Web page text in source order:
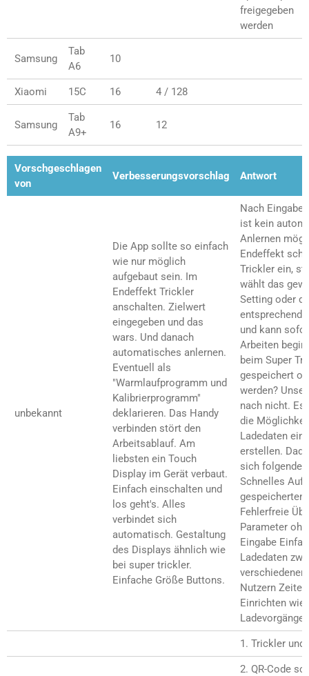
freigegeben
werden
Samsung
Tab
A6
10
Xiaomi 15C 16 4 / 128
Samsung
Tab
A9+
16 12
Vorschgeschlagen
von
Verbesserungsvorschlag Antwort
unbekannt
Die App sollte so einfach
wie nur möglich
aufgebaut sein. Im
Endeffekt Trickler
anschalten. Zielwert
eingegeben und das
wars. Und danach
automatisches anlernen.
Eventuell als
"Warmlaufprogramm und
Kalibrierprogramm"
deklarieren. Das Handy
verbinden stört den
Arbeitsablauf. Am
liebsten ein Touch
Display im Gerät verbaut.
Einfach einschalten und
los geht's. Alles
verbindet sich
automatisch. Gestaltung
des Displays ähnlich wie
bei super trickler.
Einfache Größe Buttons.
Nach Eingabe
ist kein
Anlernen
Endeffekt
Trickler ein,
wählt das
Setting oder
und kann
Arbeiten
beim Super
gespeichert
werden?
nach nicht. Es
die
Ladedaten
erstellen.
sich folgende
Schnelles
gespeicherten
Fehlerfreie
Parameter
Eingabe
Ladedaten
Nutzern
Einrichten
Ladevorgänge
1. Trickler und
2. QR-Code